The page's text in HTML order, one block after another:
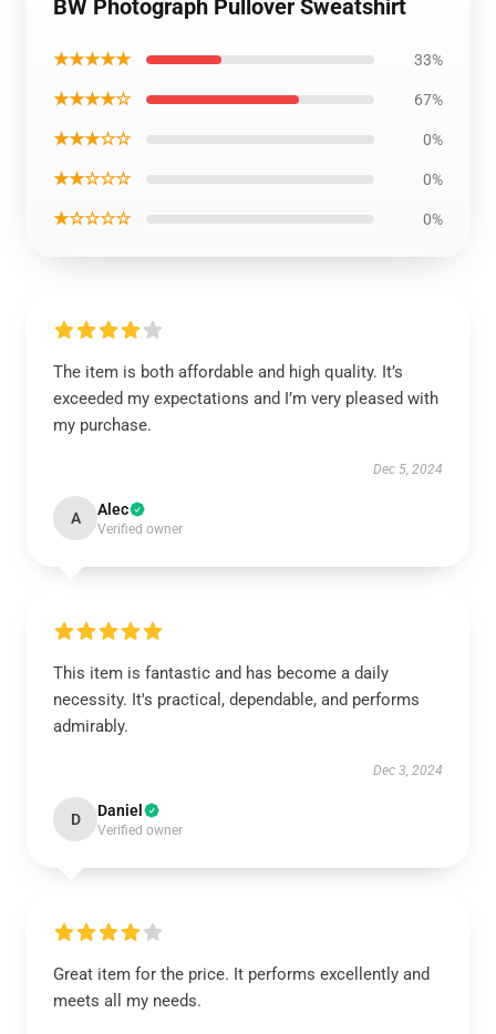
BW Photograph Pullover Sweatshirt
★★★★★ 33%
★★★★☆ 67%
★★★☆☆ 0%
★★☆☆☆ 0%
★☆☆☆☆ 0%
The item is both affordable and high quality. It’s
exceeded my expectations and I’m very pleased with
my purchase.
Dec 5, 2024
A Alec
Verified owner
This item is fantastic and has become a daily
necessity. It's practical, dependable, and performs
admirably.
Dec 3, 2024
D Daniel
Verified owner
Great item for the price. It performs excellently and
meets all my needs.